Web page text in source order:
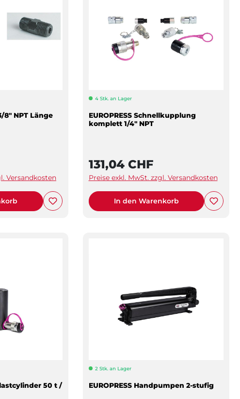
8" NPT Länge
Versandkosten
4 Stk. an Lager
EUROPRESS Schnellkupplung
komplett 1/4" NPT
131,04 CHF
Preise exkl. MwSt. zzgl. Versandkosten
In den Warenkorb
50 t /
2 Stk. an Lager
EUROPRESS Handpumpen 2-stufig